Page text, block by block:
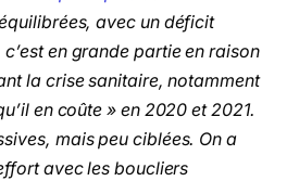
avec un déficit
en grande partie en raison
la crise sanitaire, notamment
en coûte » en 2020 et 2021.
mais peu ciblées. On a
avec les boucliers